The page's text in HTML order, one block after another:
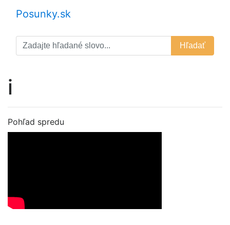
Posunky.sk
Hľadať
i
Pohľad spredu